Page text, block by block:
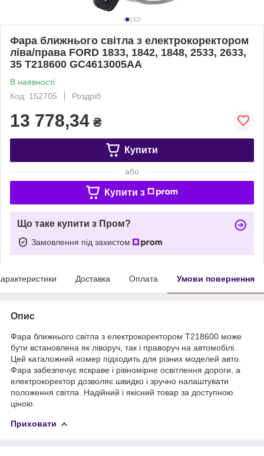
Фара ближнього світла з електрокоректором
ліва/права FORD 1833, 1842, 1848, 2533, 2633,
35 T218600 GC4613005AA
В наявності
Код: 152705
Роздріб
13 778,34 ₴
Купити
або
Купити з
Що таке купити з Пром?
Замовлення під захистом
Доставка Оплата Умови повернення
Опис
Фара ближнього світла з електрокоректором T218600 може
бути встановлена як ліворуч, так і праворуч на автомобілі.
Цей каталожний номер підходить для різних моделей авто.
Фара забезпечує яскраве і рівномірне освітлення дороги, а
електрокоректор дозволяє швидко і зручно налаштувати
положення світла. Надійний і якісний товар за доступною
ціною.
Приховати